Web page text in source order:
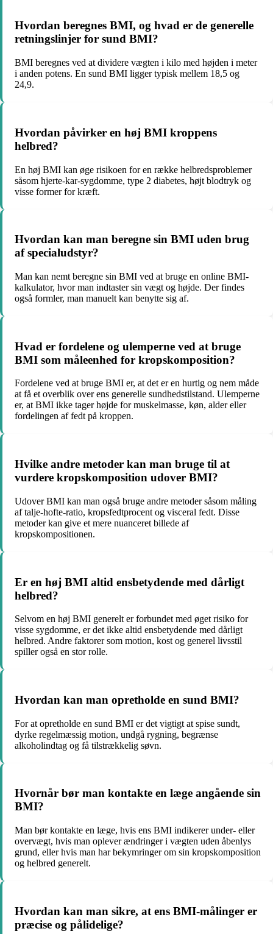
Hvordan beregnes BMI, og hvad er de generelle
retningslinjer for sund BMI?
BMI beregnes ved at dividere vægten i kilo med højden i meter
i anden potens. En sund BMI ligger typisk mellem 18,5 og
24,9.
Hvordan påvirker en høj BMI kroppens
helbred?
En høj BMI kan øge risikoen for en række helbredsproblemer
såsom hjerte-kar-sygdomme, type 2 diabetes, højt blodtryk og
visse former for kræft.
Hvordan kan man beregne sin BMI uden brug
af specialudstyr?
Man kan nemt beregne sin BMI ved at bruge en online BMI-
kalkulator, hvor man indtaster sin vægt og højde. Der findes
også formler, man manuelt kan benytte sig af.
Hvad er fordelene og ulemperne ved at bruge
BMI som måleenhed for kropskomposition?
Fordelene ved at bruge BMI er, at det er en hurtig og nem måde
at få et overblik over ens generelle sundhedstilstand. Ulemperne
er, at BMI ikke tager højde for muskelmasse, køn, alder eller
fordelingen af fedt på kroppen.
Hvilke andre metoder kan man bruge til at
vurdere kropskomposition udover BMI?
Udover BMI kan man også bruge andre metoder såsom måling
af talje-hofte-ratio, kropsfedtprocent og visceral fedt. Disse
metoder kan give et mere nuanceret billede af
kropskompositionen.
Er en høj BMI altid ensbetydende med dårligt
helbred?
Selvom en høj BMI generelt er forbundet med øget risiko for
visse sygdomme, er det ikke altid ensbetydende med dårligt
helbred. Andre faktorer som motion, kost og generel livsstil
spiller også en stor rolle.
Hvordan kan man opretholde en sund BMI?
For at opretholde en sund BMI er det vigtigt at spise sundt,
dyrke regelmæssig motion, undgå rygning, begrænse
alkoholindtag og få tilstrækkelig søvn.
Hvornår bør man kontakte en læge angående sin
BMI?
Man bør kontakte en læge, hvis ens BMI indikerer under- eller
overvægt, hvis man oplever ændringer i vægten uden åbenlys
grund, eller hvis man har bekymringer om sin kropskomposition
og helbred generelt.
Hvordan kan man sikre, at ens BMI-målinger er
præcise og pålidelige?